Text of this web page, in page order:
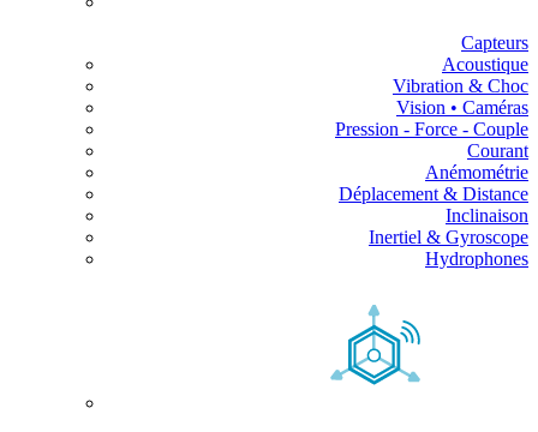
Capteurs
Acoustique
Vibration & Choc
Vision • Caméras
Pression - Force - Couple
Courant
Anémométrie
Déplacement & Distance
Inclinaison
Inertiel & Gyroscope
Hydrophones